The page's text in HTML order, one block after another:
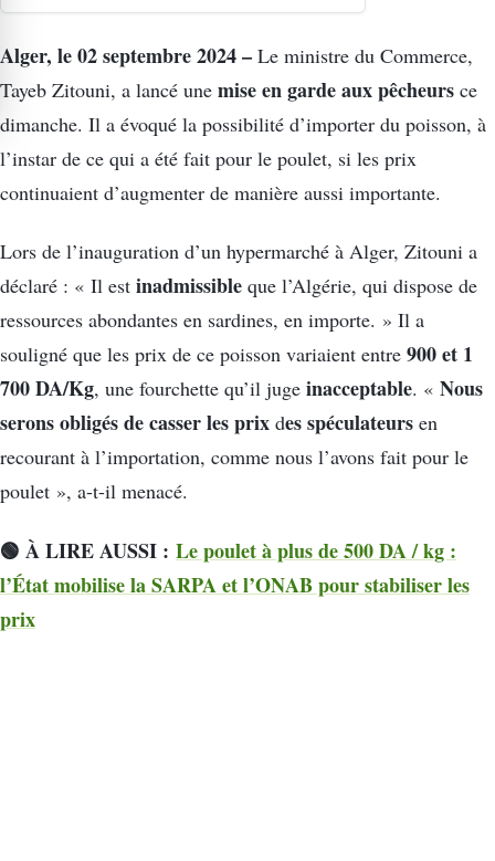
Alger, le 02 septembre 2024 – Le ministre du Commerce,
Tayeb Zitouni, a lancé une mise en garde aux pêcheurs ce
dimanche. Il a évoqué la possibilité d’importer du poisson, à
l’instar de ce qui a été fait pour le poulet, si les prix
continuaient d’augmenter de manière aussi importante.
Lors de l’inauguration d’un hypermarché à Alger, Zitouni a
déclaré : « Il est inadmissible que l’Algérie, qui dispose de
ressources abondantes en sardines, en importe. » Il a
souligné que les prix de ce poisson variaient entre 900 et 1
700 DA/Kg, une fourchette qu’il juge inacceptable. « Nous
serons obligés de casser les prix des spéculateurs en
recourant à l’importation, comme nous l’avons fait pour le
poulet », a-t-il menacé.
🟢 À LIRE AUSSI : Le poulet à plus de 500 DA / kg :
l’État mobilise la SARPA et l’ONAB pour stabiliser les
prix